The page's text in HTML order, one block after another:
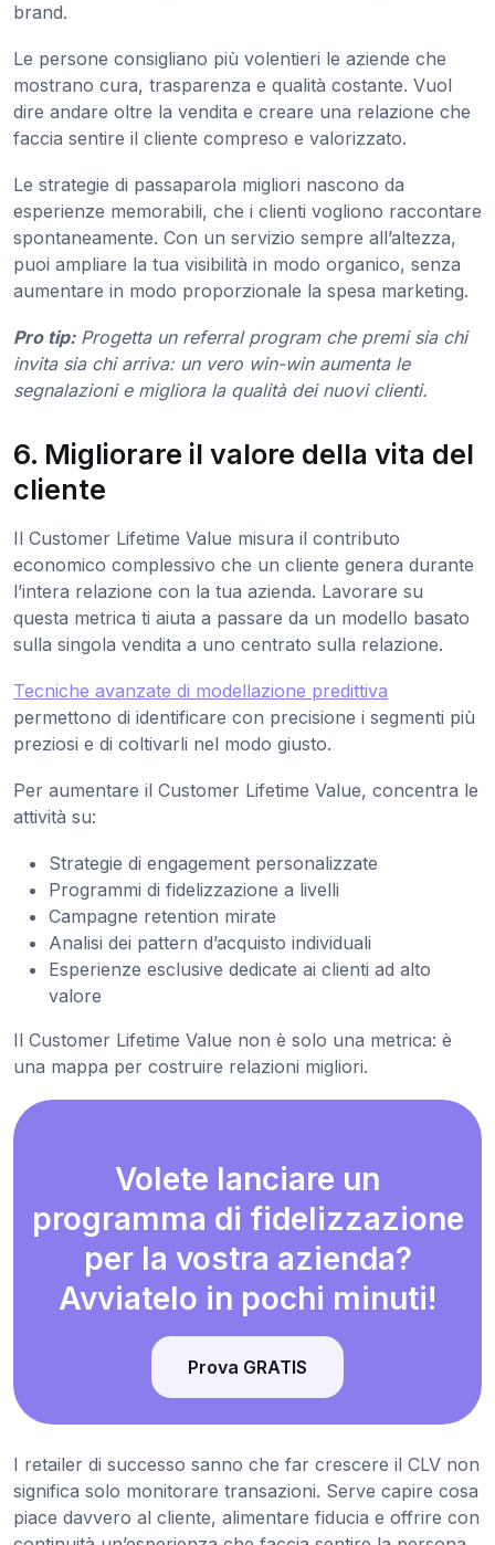
brand.
Le persone consigliano più volentieri le aziende che
mostrano cura, trasparenza e qualità costante. Vuol
dire andare oltre la vendita e creare una relazione che
faccia sentire il cliente compreso e valorizzato.
Le strategie di passaparola migliori nascono da
esperienze memorabili, che i clienti vogliono raccontare
spontaneamente. Con un servizio sempre all’altezza,
puoi ampliare la tua visibilità in modo organico, senza
aumentare in modo proporzionale la spesa marketing.
Pro tip: Progetta un referral program che premi sia chi
invita sia chi arriva: un vero win-win aumenta le
segnalazioni e migliora la qualità dei nuovi clienti.
6. Migliorare il valore della vita del
cliente
Il Customer Lifetime Value misura il contributo
economico complessivo che un cliente genera durante
l’intera relazione con la tua azienda. Lavorare su
questa metrica ti aiuta a passare da un modello basato
sulla singola vendita a uno centrato sulla relazione.
Tecniche avanzate di modellazione predittiva
permettono di identificare con precisione i segmenti più
preziosi e di coltivarli nel modo giusto.
Per aumentare il Customer Lifetime Value, concentra le
attività su:
Strategie di engagement personalizzate
Programmi di fidelizzazione a livelli
Campagne retention mirate
Analisi dei pattern d’acquisto individuali
Esperienze esclusive dedicate ai clienti ad alto
valore
Il Customer Lifetime Value non è solo una metrica: è
una mappa per costruire relazioni migliori.
Volete lanciare un
programma di fidelizzazione
per la vostra azienda?
Avviatelo in pochi minuti!
Prova GRATIS
I retailer di successo sanno che far crescere il CLV non
significa solo monitorare transazioni. Serve capire cosa
piace davvero al cliente, alimentare fiducia e offrire con